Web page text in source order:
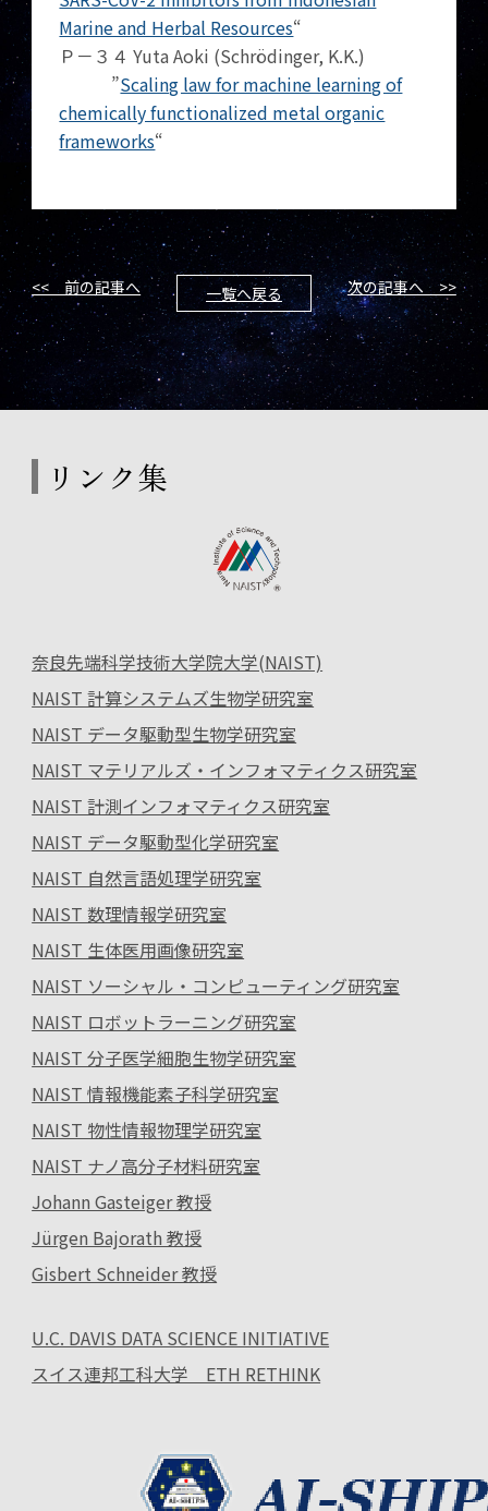
Marine and Herbal Resources“
Ｐ－３４ Yuta Aoki (Schrödinger, K.K.)
”Scaling law for machine learning of
chemically functionalized metal organic
frameworks“
<< 前の記事へ 一覧へ戻る 次の記事へ >>
リンク集
奈良先端科学技術大学院大学(NAIST)
NAIST 計算システムズ生物学研究室
NAIST データ駆動型生物学研究室
NAIST マテリアルズ・インフォマティクス研究室
NAIST 計測インフォマティクス研究室
NAIST データ駆動型化学研究室
NAIST 自然言語処理学研究室
NAIST 数理情報学研究室
NAIST 生体医用画像研究室
NAIST ソーシャル・コンピューティング研究室
NAIST ロボットラーニング研究室
NAIST 分子医学細胞生物学研究室
NAIST 情報機能素子科学研究室
NAIST 物性情報物理学研究室
NAIST ナノ高分子材料研究室
Johann Gasteiger 教授
Jürgen Bajorath 教授
Gisbert Schneider 教授
U.C. DAVIS DATA SCIENCE INITIATIVE
スイス連邦工科大学 ETH RETHINK